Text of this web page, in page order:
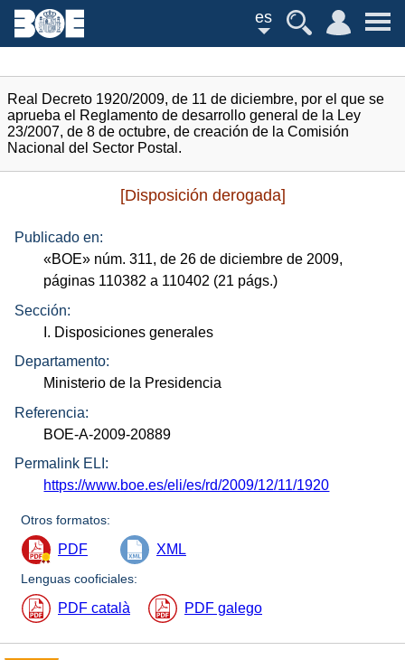
es
Real Decreto 1920/2009, de 11 de diciembre, por el que se
aprueba el Reglamento de desarrollo general de la Ley
23/2007, de 8 de octubre, de creación de la Comisión
Nacional del Sector Postal.
[Disposición derogada]
Publicado en:
«BOE» núm. 311, de 26 de diciembre de 2009,
páginas 110382 a 110402 (21 págs.)
Sección:
I. Disposiciones generales
Departamento:
Ministerio de la Presidencia
Referencia:
BOE-A-2009-20889
Permalink ELI:
https://www.boe.es/eli/es/rd/2009/12/11/1920
Otros formatos:
PDF XML
Lenguas cooficiales:
PDF català PDF galego